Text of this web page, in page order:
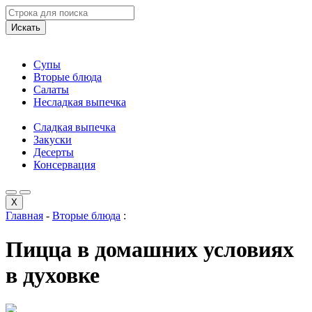
Искать
Супы
Вторые блюда
Салаты
Несладкая выпечка
Сладкая выпечка
Закуски
Десерты
Консервация
X
Главная - Вторые блюда :
Пицца в домашних условиях
в духовке